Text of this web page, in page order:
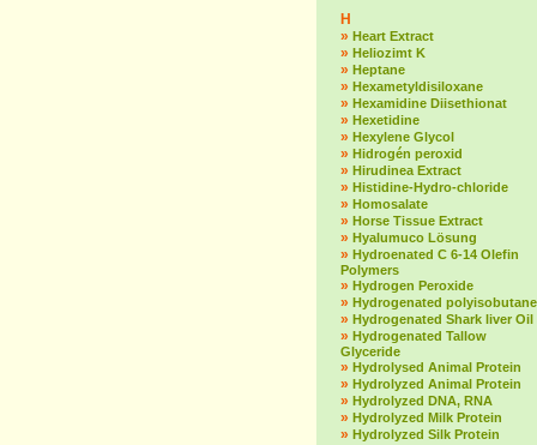
H
» Heart Extract
» Heliozimt K
» Heptane
» Hexametyldisiloxane
» Hexamidine Diisethionat
» Hexetidine
» Hexylene Glycol
» Hidrogén peroxid
» Hirudinea Extract
» Histidine-Hydro-chloride
» Homosalate
» Horse Tissue Extract
» Hyalumuco Lösung
» Hydroenated C 6-14 Olefin
Polymers
» Hydrogen Peroxide
» Hydrogenated polyisobutane
» Hydrogenated Shark liver Oil
» Hydrogenated Tallow
Glyceride
» Hydrolysed Animal Protein
» Hydrolyzed Animal Protein
» Hydrolyzed DNA, RNA
» Hydrolyzed Milk Protein
» Hydrolyzed Silk Protein